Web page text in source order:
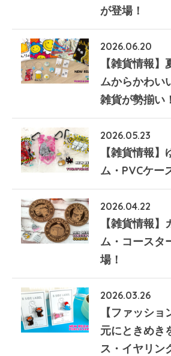
が登場！
2026.06.20
【雑貨情報
ムからかわい
雑貨が勢揃い！
2026.05.23
【雑貨情報
ム・PVCケー
2026.04.22
【雑貨情報
ム・コースタ
場！
2026.03.26
【ファッシ
元にときめき
ス・イヤリン